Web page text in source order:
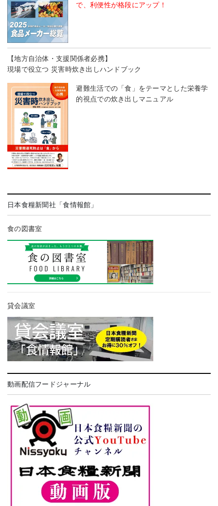
で、利便性が格段にアップ！
【地方自治体・支援関係者必携】
現場で役立つ 災害時炊き出しハンドブック
避難生活での「食」をテーマとした栄養学
的視点での炊き出しマニュアル
日本食糧新聞社「食情報館」
食の図書室
貸会議室
動画配信フードジャーナル